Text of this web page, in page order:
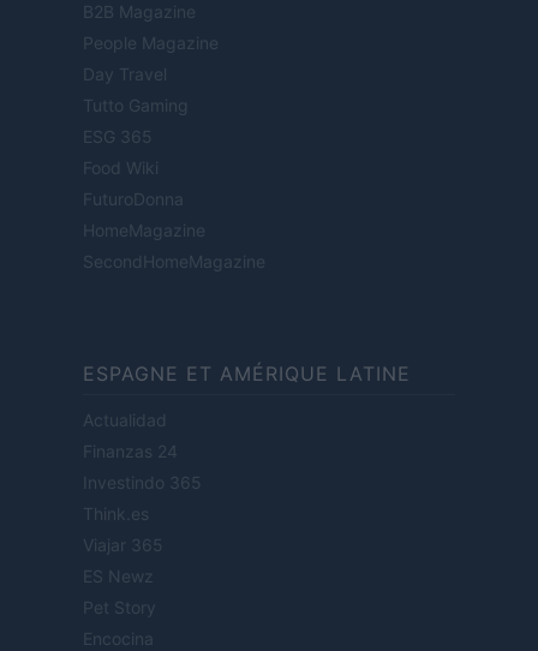
B2B Magazine
People Magazine
Day Travel
Tutto Gaming
ESG 365
Food Wiki
FuturoDonna
HomeMagazine
SecondHomeMagazine
ESPAGNE ET AMÉRIQUE LATINE
Actualidad
Finanzas 24
Investindo 365
Think.es
Viajar 365
ES Newz
Pet Story
Encocina